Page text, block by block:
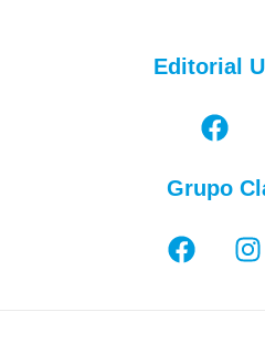
Editorial
Grupo